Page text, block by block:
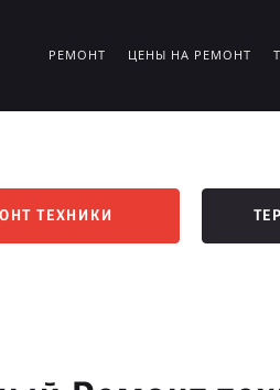
РЕМОНТ ЦЕНЫ НА РЕМОНТ
ТЕХНИКИ